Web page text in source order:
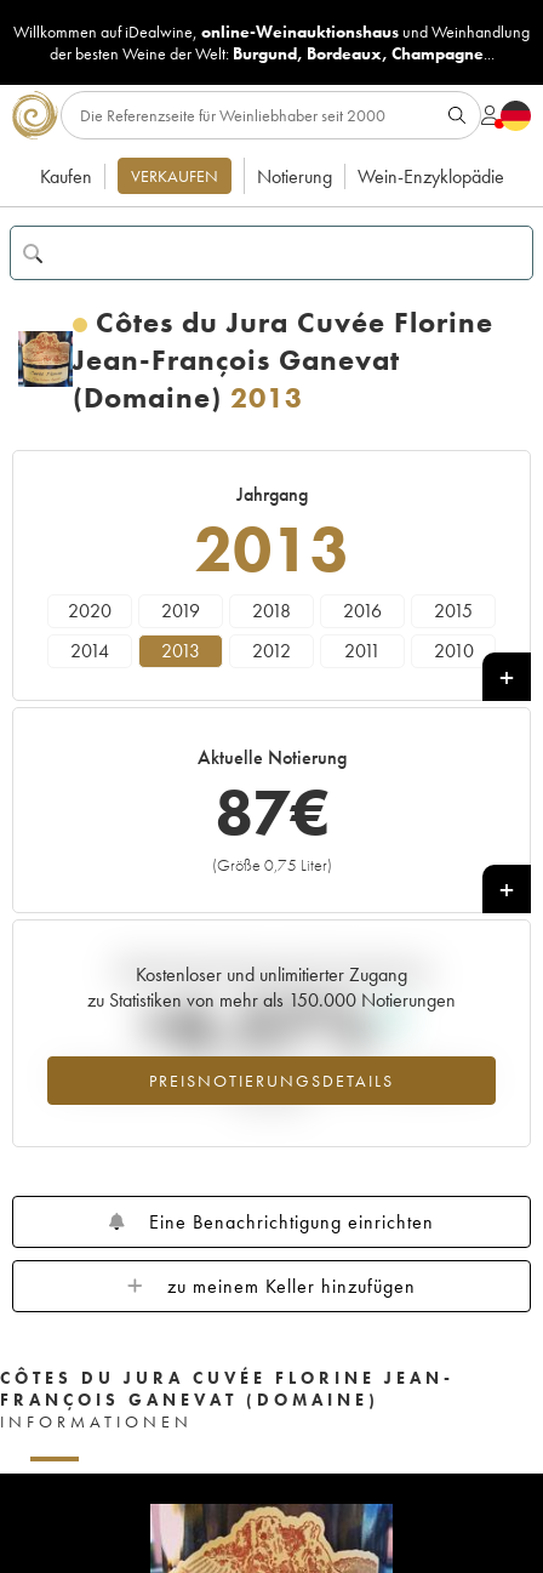
Willkommen auf iDealwine, online-Weinauktionshaus undWeinhandlung
der besten Weine der Welt: Burgund, Bordeaux, Champagne...
Kaufen VERKAUFEN Notierung Wein-Enzyklopädie
Côtes du Jura Cuvée Florine
Jean-François Ganevat
(Domaine) 2013
Jahrgang
2013
2020 2019 2018 2016
2015
2014
2013 2012 2011
2010
Aktuelle Notierung
87€
(Größe 0,75 Liter)
+
Kostenloser und unlimitierter Zugang
zu Statistiken von mehr als 150.000 Notierungen
PREISNOTIERUNGSDETAILS
Aktuelle Entwicklung der Preisnotierung
+6.57%
Preisanstiegs des Jahrgangs 2013 im Jahr 2026 im Vergleich zum
Eine Benachrichtigung einrichten
zu meinem Keller hinzufügen
CÔTES DU JURA CUVÉE FLORINE JEAN-
FRANÇOIS GANEVAT (DOMAINE)
INFORMATIONEN